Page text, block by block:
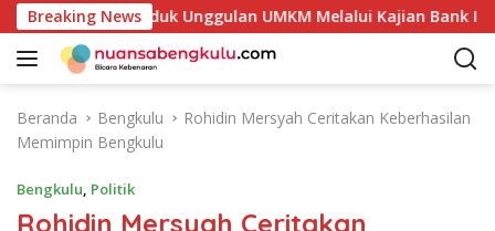
a
Breaking News
Potensi Produk Unggulan UMKM Melalui Kajian Bank
Beranda Bengkulu
Rohidin Mersyah Ceritakan Keberhasilan
Memimpin Bengkulu
Bengkulu, Politik
Rohidin Mersyah Ceritakan